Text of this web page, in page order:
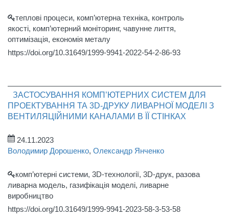
теплові процеси, комп’ютерна техніка, контроль
якості, комп’ютерний моніторинг, чавунне лиття,
оптимізація, економія металу
https://doi.org/10.31649/1999-9941-2022-54-2-86-93
ЗАСТОСУВАННЯ КОМП’ЮТЕРНИХ СИСТЕМ ДЛЯ
ПРОЕКТУВАННЯ ТА 3D-ДРУКУ ЛИВАРНОЇ МОДЕЛІ З
ВЕНТИЛЯЦІЙНИМИ КАНАЛАМИ В ЇЇ СТІНКАХ
24.11.2023
Володимир Дорошенко, Олександр Янченко
комп’ютерні системи, 3D-технології, 3D-друк, разова
ливарна модель, газифікація моделі, ливарне
виробництво
https://doi.org/10.31649/1999-9941-2023-58-3-53-58